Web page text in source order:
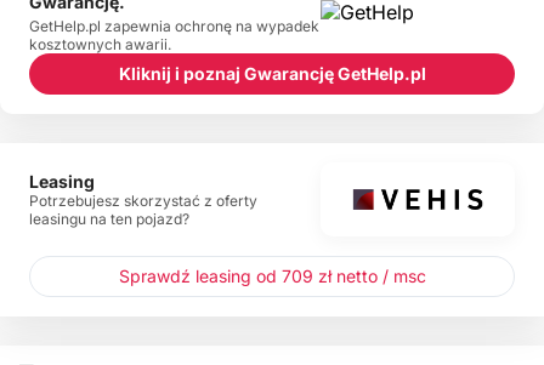
GetHelp.pl zapewnia ochronę na wypadek
kosztownych awarii.
Kliknij i poznaj Gwarancję GetHelp.pl
Leasing
Potrzebujesz skorzystać z oferty
leasingu na ten pojazd?
Sprawdź leasing od 709 zł netto / msc